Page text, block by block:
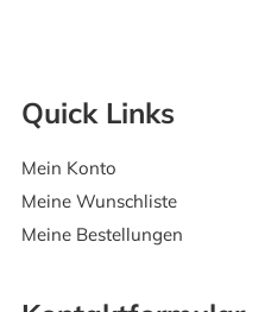
Quick Links
Mein Konto
Meine Wunschliste
Meine Bestellungen